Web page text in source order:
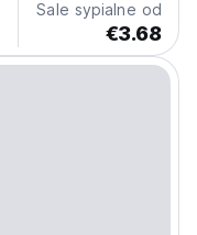
Sale sypialne od
€3.68